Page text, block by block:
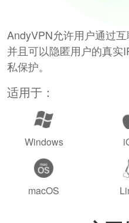
AndyVPN允许用户通过
并且可以隐匿用户的真实
私保护。
适用于：
Windows
macOS